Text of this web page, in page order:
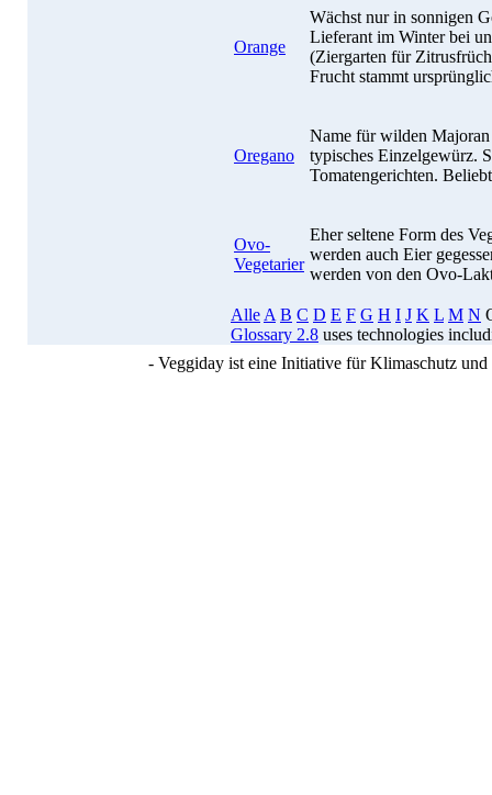
Orange
Wächst nur in sonnigen
Lieferant im Winter bei
(Ziergarten für
Frucht stammt
Oregano
Name für wilden
typisches Einzelgewürz.
Tomatengerichten.
Ovo-
Vegetarier
Eher seltene Form des
werden auch Eier
werden von den Ovo-
Alle A B C D E F G H I J K L M N
Glossary 2.8 uses technologies
- Veggiday ist eine Initiative für Klimaschutz